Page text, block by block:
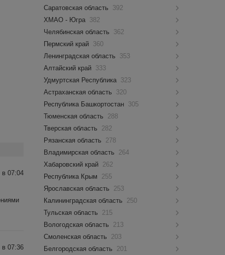
07:04
07:36
Саратовская область
392
ХМАО - Югра 382
Челябинская область
362
Пермский край 360
Ленинградская область
353
Алтайский край 333
Удмуртская Республика 323
Астраханская область
320
Республика Башкортостан 305
Тюменская область
288
Тверская область
282
Рязанская область
278
Владимирская область
264
Хабаровский край 262
Республика Крым
255
Ярославская область
253
Калининградская область
250
Тульская область
215
Вологодская область
213
Смоленская область
203
Белгородская область
201